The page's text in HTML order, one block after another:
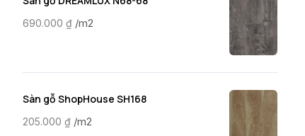
690.000 ₫ /m2
Sàn gỗ ShopHouse SH168
205.000 ₫ /m2